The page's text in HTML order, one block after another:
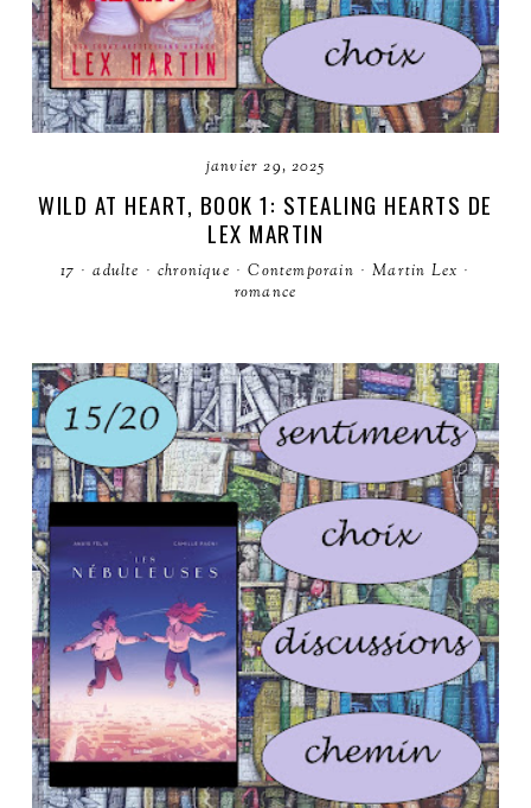
janvier 29, 2025
WILD AT HEART, BOOK 1: STEALING HEARTS DE
LEX MARTIN
17 · adulte · chronique · Contemporain · Martin Lex ·
romance